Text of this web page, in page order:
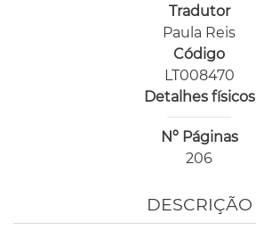
Tradutor
Paula Reis
Código
LT008470
Detalhes físicos
Nº Páginas
206
DESCRIÇÃO